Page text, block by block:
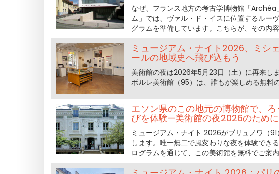
なぜ、フランス地方の考古学博物館「
ム」では、ヴァル・ド・イスに位置するルー
グラムを準備しています。こちらが、その内
ミュージアム・ナイト2026、ミシ
ールの地域史へ飛び込もう
美術館の夜は2026年5月23日（土）に再来し
ボルレ美術館（95）は、誰もが楽しめる無料
エソン県のこの地元の博物館で、
びを体験—美術館の夜2026のために
ミュージアム・ナイト 2026がブリュノワ（
します。唯一無二で風変わりな夜を体験で
ログラムを通じて、この美術館を無料でご案